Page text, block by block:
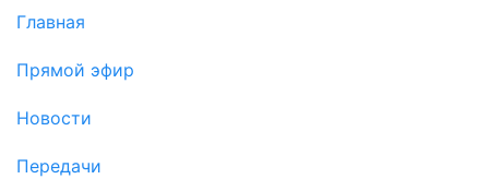
Главная
Прямой эфир
Новости
Передачи